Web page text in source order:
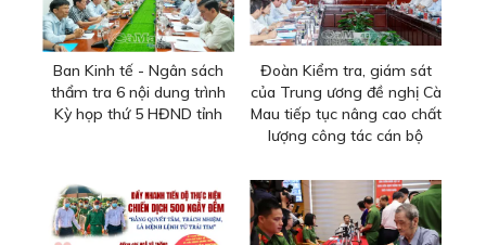
Ban Kinh tế - Ngân sách
thẩm tra 6 nội dung trình
Kỳ họp thứ 5 HĐND tỉnh
Đoàn Kiểm tra, giám sát
của Trung ương đề nghị Cà
Mau tiếp tục nâng cao chất
lượng công tác cán bộ